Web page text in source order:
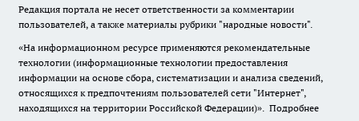
Редакция портала не несет ответственности за комментарии
пользователей, а также материалы рубрики "народные новости".
«На информационном ресурсе применяются рекомендательные
технологии (информационные технологии предоставления
информации на основе сбора, систематизации и анализа сведений,
относящихся к предпочтениям пользователей сети "Интернет",
находящихся на территории Российской Федерации)». Подробнее